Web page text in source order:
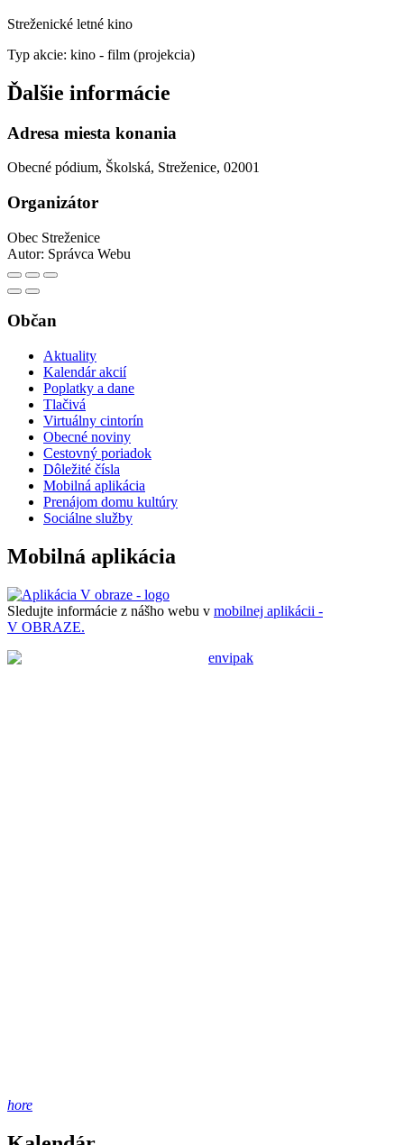
Streženické letné kino
Typ akcie: kino - film (projekcia)
Ďalšie informácie
Adresa miesta konania
Obecné pódium, Školská, Streženice, 02001
Organizátor
Obec Streženice
Autor: Správca Webu
Občan
Aktuality
Kalendár akcií
Poplatky a dane
Tlačivá
Virtuálny cintorín
Obecné noviny
Cestovný poriadok
Dôležité čísla
Mobilná aplikácia
Prenájom domu kultúry
Sociálne služby
Mobilná aplikácia
Sledujte informácie z nášho webu v mobilnej aplikácii -
V OBRAZE.
hore